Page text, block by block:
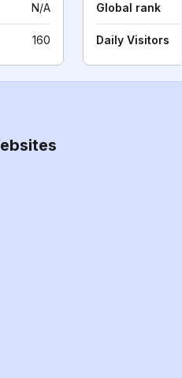
N/A
160
Global rank
Daily Visitors